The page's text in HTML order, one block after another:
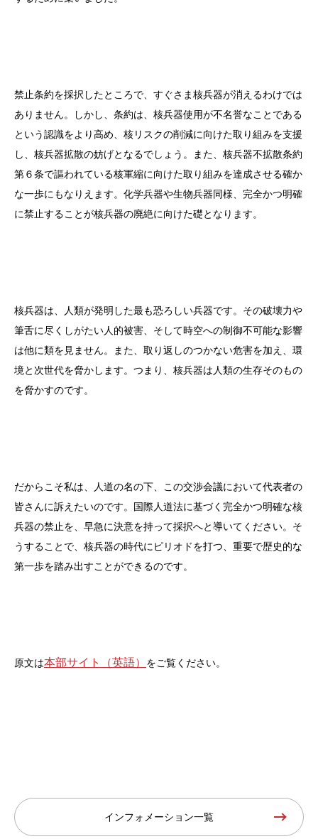
禁止条約を採択したところで、すぐさま核兵器が消えるわけでは
ありません。しかし、条約は、核兵器使用が不名誉なことである
という認識をより高め、核リスクの削減に向けた取り組みを支援
し、核兵器拡散の妨げとなるでしょう。また、核兵器不拡散条約
第６条で謳われている核軍縮に向けた取り組みを達成させる確か
な一歩にもなりえます。化学兵器や生物兵器同様、完全かつ明確
に禁止することが核兵器の廃絶に向けた礎となります。
核兵器は、人類が発明した最も恐ろしい兵器です。その破壊力や
筆舌に尽くしがたい人的被害、そして時空への制御不可能な影響
は他に類を見ません。また、取り返しのつかない危害を加え、環
境と次世代を脅かします。つまり、核兵器は人類の生存そのもの
を脅かすのです。
だからこそ私は、人道の名の下、この交渉会議において代表者の
皆さんに訴えたいのです。国際人道法に基づく完全かつ明確な核
兵器の禁止を、早急に決意を持って採択へと導いてください。そ
うすることで、核兵器の時代にピリオドを打つ、重要で歴史的な
第一歩を踏み出すことができるのです。
原文は本部サイト（英語） をご覧ください。
インフォメーション一覧